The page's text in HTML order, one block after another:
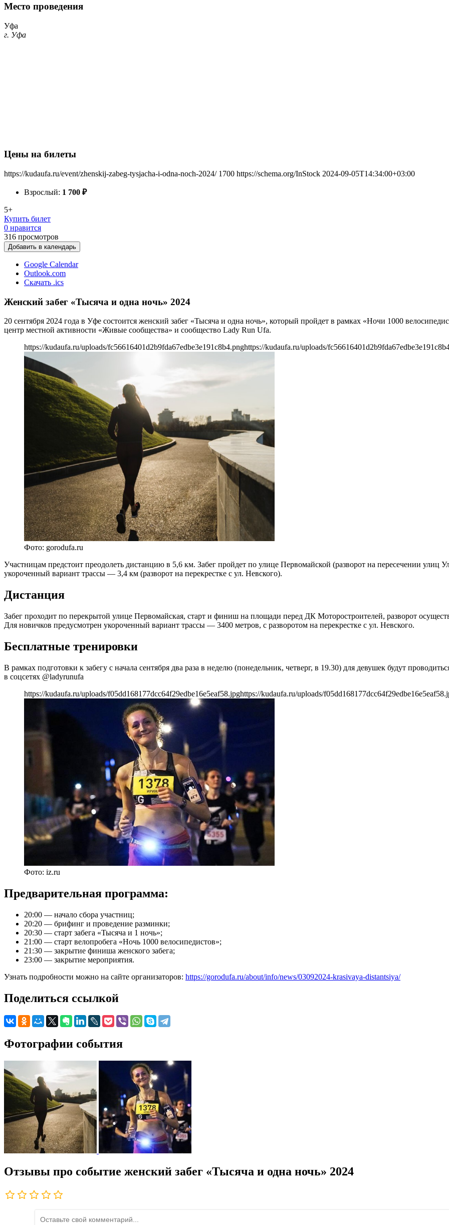
Место проведения
Уфа
г. Уфа
Цены на билеты
https://kudaufa.ru/event/zhenskij-zabeg-tysjacha-i-odna-noch-2024/ 1700 https://schema.org/InStock 2024-09-05T14:34:00+03:00
Взрослый: 1 700 ₽
5+
Купить билет
0 нравится
316 просмотров
Добавить в календарь
Google Calendar
Outlook.com
Скачать .ics
Женский забег «Тысяча и одна ночь» 2024
20 сентября 2024 года в Уфе состоится женский забег «Тысяча и одна ночь», который пройдет в рамках «Ночи 1000
центр местной активности «Живые сообщества» и сообщество Lady Run Ufa.
https://kudaufa.ru/uploads/fc56616401d2b9fda67edbe3e191c8b4.pnghttps://kudaufa.ru/uploads/
Фото: gorodufa.ru
Участницам предстоит преодолеть дистанцию в 5,6 км. Забег пройдет по улице Первомайской (разворот на пересечении улиц
укороченный вариант трассы — 3,4 км (разворот на перекрестке с ул. Невского).
Дистанция
Забег проходит по перекрытой улице Первомайская, старт и финиш на площади перед ДК Моторостроителей, разворот
Для новичков предусмотрен укороченный вариант трассы — 3400 метров, с разворотом на перекрестке с ул. Невского.
Бесплатные тренировки
В рамках подготовки к забегу с начала сентября два раза в неделю (понедельник, четверг, в 19.30) для девушек будут
в соцсетях @ladyrunufa
https://kudaufa.ru/uploads/f05dd168177dcc64f29edbe16e5eaf58.jpghttps://kudaufa.ru/uploads/
Фото: iz.ru
Предварительная программа:
20:00 — начало сбора участниц;
20:20 — брифинг и проведение разминки;
20:30 — старт забега «Тысяча и 1 ночь»;
21:00 — старт велопробега «Ночь 1000 велосипедистов»;
21:30 — закрытие финиша женского забега;
23:00 — закрытие мероприятия.
Узнать подробности можно на сайте организаторов: https://gorodufa.ru/about/info/news/03092024-krasivaya-distantsiya/
Поделиться ссылкой
Фотографии события
Отзывы про событие женский забег «Тысяча и одна ночь» 2024